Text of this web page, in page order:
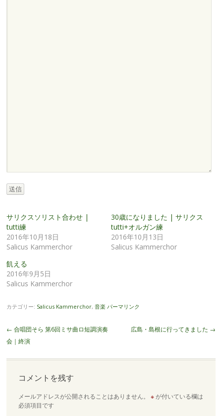
送信
サリクスソリスト合わせ |
tutti練
2016年10月18日
Salicus Kammerchor
30歳になりました | サリクス
tutti+オルガン練
2016年10月13日
Salicus Kammerchor
飢える
2016年9月5日
Salicus Kammerchor
カテゴリー: Salicus Kammerchor, 音楽 パーマリンク
投
稿
ビ
← 合唱団そら 第6回ミサ曲ロ短調演奏
会｜終演
広島・島根に行ってきました →
コメントを残す
メールアドレスが公開されることはありません。 ※が付いている欄は
必須項目です